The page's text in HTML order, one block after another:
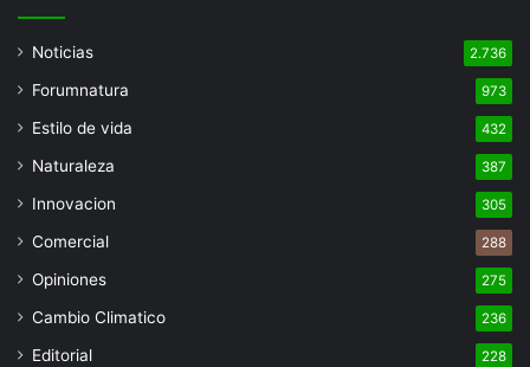
Noticias 2.736
Forumnatura 973
Estilo de vida 432
Naturaleza 387
Innovacion 305
Comercial 288
Opiniones 275
Cambio Climatico 236
Editorial 228